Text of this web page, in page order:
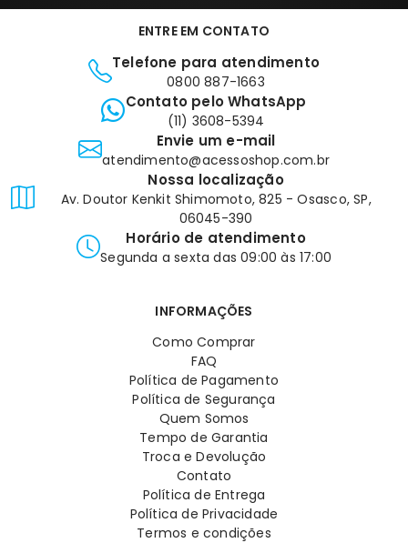
ENTRE EM CONTATO
Telefone para atendimento
0800 887-1663
Contato pelo WhatsApp
(11) 3608-5394
Envie um e-mail
atendimento@acessoshop.com.br
Nossa localização
Av. Doutor Kenkit Shimomoto, 825 - Osasco, SP,
06045-390
Horário de atendimento
Segunda a sexta das 09:00 às 17:00
INFORMAÇÕES
Como Comprar
FAQ
Política de Pagamento
Política de Segurança
Quem Somos
Tempo de Garantia
Troca e Devolução
Contato
Política de Entrega
Política de Privacidade
Termos e condições